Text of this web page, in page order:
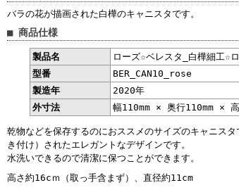
バラの花が描画された白樺のキャニスタです。
■ 商品仕様
製品名
ローズ☆ベレスタ_白樺細工☆
型番
BER_CAN10_rose
製造年
2020年
外寸法
幅110mm × 奥行110mm × 高
乾物などを保存するのにおススメのサイズのキャニス
き付け）されたエレガントなデザインです。
水洗いできるので清潔に保つことができます。
高さ約16cｍ（取っ手含まず）、直径約11cm